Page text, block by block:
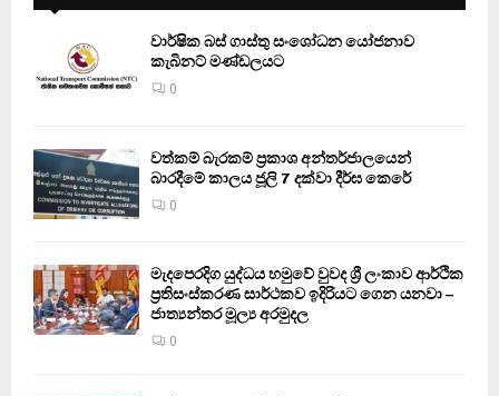
වාර්ෂික බස් ගාස්තු සංශෝධන යෝජනාව
කැබිනට් මණ්ඩලයට
0
වත්කම් බැරකම් ප්‍රකාශ අන්තර්ජාලයෙන්
බාරදීමේ කාලය ජූලි 7 දක්වා දීර්ඝ කෙරේ
0
මැදපෙරදිග යුද්ධය හමුවේ වුවද ශ්‍රී ලංකාව ආර්ථික
ප්‍රතිසංස්කරණ සාර්ථකව ඉදිරියට ගෙන යනවා –
ජාත්‍යන්තර මූල්‍ය අරමුදල
0